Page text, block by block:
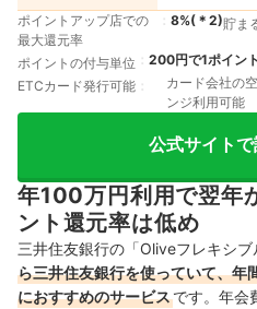
ポイントアップ店での
最大還元率
8%(＊ 2)貯ま
ポイントの付与単位 200円で1ポイント
ETCカード発行可能
カード会社の
ンジ利用可能
公式サイト
年100万円利用で翌年
ント還元率は低め
三井住友銀行の「Oliveフレキシブ
ら三井住友銀行を使っていて、
におすすめのサービスです。年会